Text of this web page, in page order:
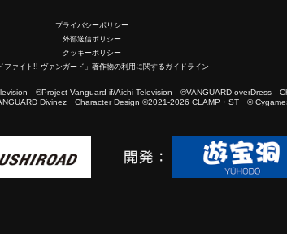
プライバシーポリシー
外部送信ポリシー
クッキーポリシー
ファイト!! ヴァンガード」著作物の利用に関するガイドライン
©Project Vanguard if/Aichi Television ©VANGUARD overDress
Divinez Character Design ©2021-2026 CLAMP・ST ©